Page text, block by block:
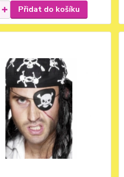
Přidat do košíku